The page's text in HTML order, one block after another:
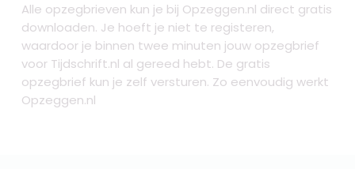
Alle opzegbrieven kun je bij Opzeggen.nl direct gratis
downloaden. Je hoeft je niet te registeren,
waardoor je binnen twee minuten jouw opzegbrief
voor Tijdschrift.nl al gereed hebt. De gratis
opzegbrief kun je zelf versturen. Zo eenvoudig werkt
Opzeggen.nl